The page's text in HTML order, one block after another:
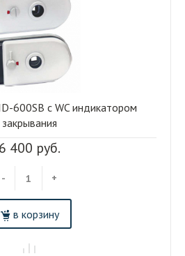
6 400 руб.
- +
в корзину
600SB c WC индикатором
закрывания